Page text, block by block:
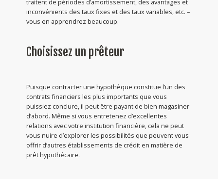
traitent de périodes d’amortissement, des avantages et
inconvénients des taux fixes et des taux variables, etc. –
vous en apprendrez beaucoup.
Choisissez un prêteur
Puisque contracter une hypothèque constitue l’un des
contrats financiers les plus importants que vous
puissiez conclure, il peut être payant de bien magasiner
d’abord. Même si vous entretenez d’excellentes
relations avec votre institution financière, cela ne peut
vous nuire d’explorer les possibilités que peuvent vous
offrir d’autres établissements de crédit en matière de
prêt hypothécaire.